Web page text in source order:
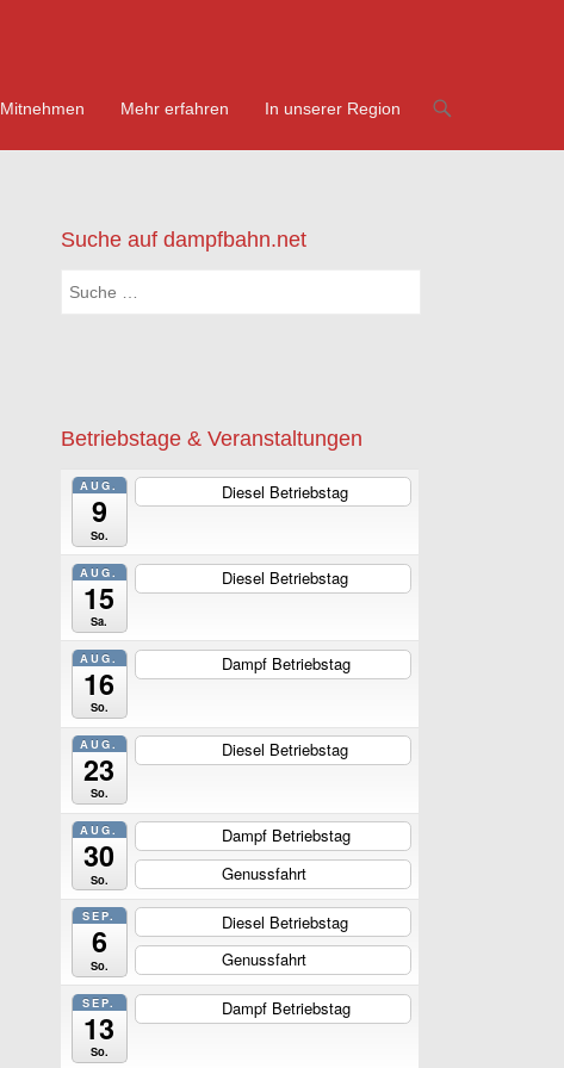
Mitnehmen Mehr erfahren In unserer Region
Suche auf dampfbahn.net
Suchen
Betriebstage & Veranstaltungen
AUG.
9
So.
Diesel Betriebstag
AUG.
15
Sa.
Diesel Betriebstag
AUG.
16
So.
Dampf Betriebstag
AUG.
23
So.
Diesel Betriebstag
AUG.
30
So.
Dampf Betriebstag
Genussfahrt
SEP.
6
So.
Diesel Betriebstag
Genussfahrt
SEP.
13
So.
Dampf Betriebstag